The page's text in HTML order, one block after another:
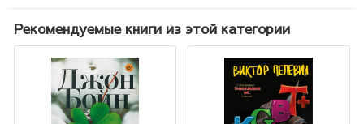
Рекомендуемые книги из этой категории